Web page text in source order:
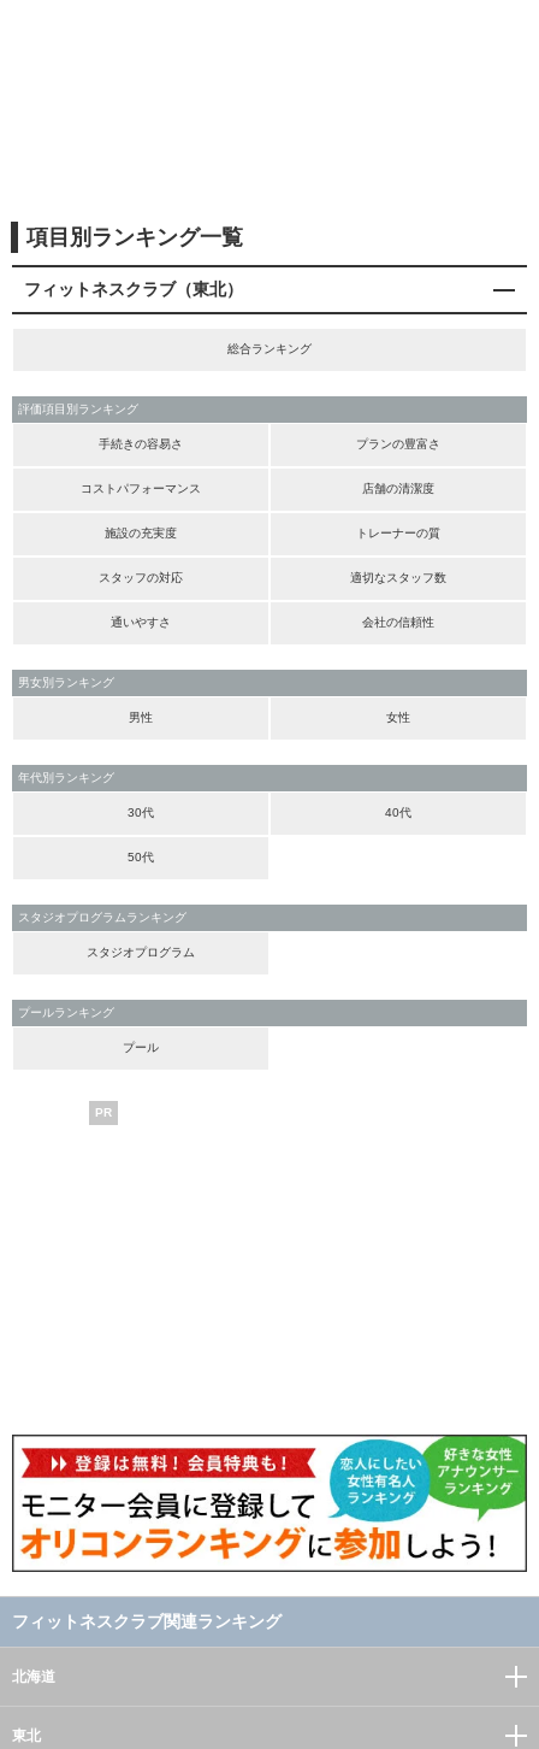
項目別ランキング一覧
フィットネスクラブ（東北）
総合ランキング
評価項目別ランキング
手続きの容易さ プランの豊富さ
コストパフォーマンス 店舗の清潔度
施設の充実度 トレーナーの質
スタッフの対応 適切なスタッフ数
通いやすさ 会社の信頼性
男女別ランキング
男性 女性
年代別ランキング
30代 40代
50代
スタジオプログラムランキング
スタジオプログラム
プールランキング
プール
PR
フィットネスクラブ関連ランキング
北海道
東北